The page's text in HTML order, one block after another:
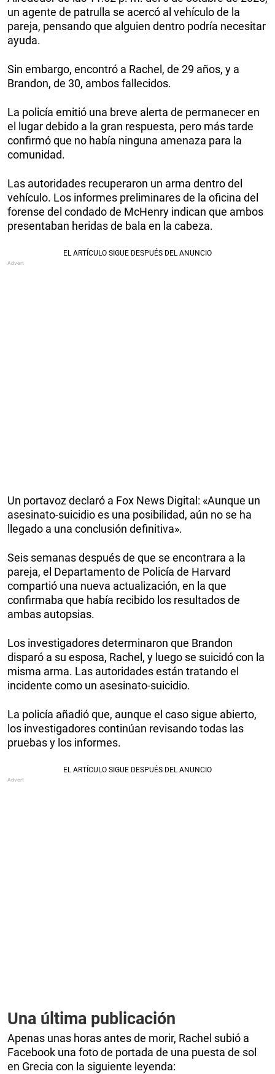
un agente de patrulla se acercó al vehículo de la
pareja, pensando que alguien dentro podría necesitar
ayuda.
Sin embargo, encontró a Rachel, de 29 años, y a
Brandon, de 30, ambos fallecidos.
La policía emitió una breve alerta de permanecer en
el lugar debido a la gran respuesta, pero más tarde
confirmó que no había ninguna amenaza para la
comunidad.
Las autoridades recuperaron un arma dentro del
vehículo. Los informes preliminares de la oficina del
forense del condado de McHenry indican que ambos
presentaban heridas de bala en la cabeza.
Un portavoz declaró a Fox News Digital: «Aunque un
asesinato-suicidio es una posibilidad, aún no se ha
llegado a una conclusión definitiva».
Seis semanas después de que se encontrara a la
pareja, el Departamento de Policía de Harvard
compartió una nueva actualización, en la que
confirmaba que había recibido los resultados de
ambas autopsias.
Los investigadores determinaron que Brandon
disparó a su esposa, Rachel, y luego se suicidó con la
misma arma. Las autoridades están tratando el
incidente como un asesinato-suicidio.
La policía añadió que, aunque el caso sigue abierto,
los investigadores continúan revisando todas las
pruebas y los informes.
Una última publicación
Apenas unas horas antes de morir, Rachel subió a
Facebook una foto de portada de una puesta de sol
en Grecia con la siguiente leyenda: